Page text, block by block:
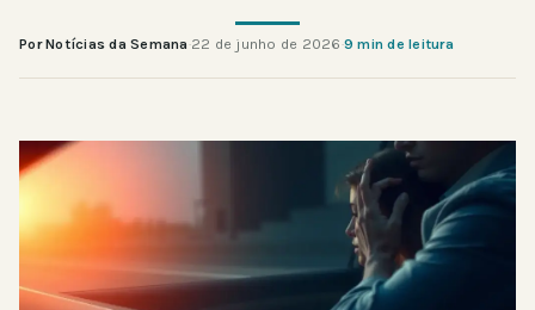
Por Notícias da Semana·22 de junho de 2026·9 min de leitura